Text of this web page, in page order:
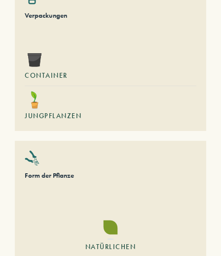
Verpackungen
CONTAINER
JUNGPFLANZEN
Form der Pflanze
NATÜRLICHEN